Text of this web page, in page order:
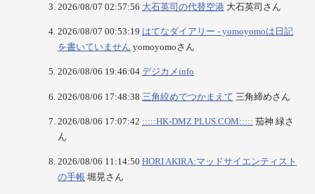
2026/08/07 02:57:56 大石英司の代替空港 大石英司さん
2026/08/07 00:53:19 はてなダイアリー - yomoyomoは日記
を書いていません yomoyomoさん
2026/08/06 19:46:04 デジカメinfo
2026/08/06 17:48:38 三角絞めでつかまえて 三角締めさん
2026/08/06 17:07:42 :::::HK-DMZ PLUS.COM::::: 茄神 緑さ
ん
2026/08/06 11:14:50 HORI AKIRA:マッドサイエンティスト
の手帳 堀晃さん